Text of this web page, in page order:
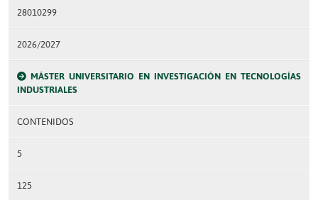
28010299
2026/2027
MÁSTER UNIVERSITARIO EN INVESTIGACIÓN EN TECNOLOGÍAS
INDUSTRIALES
CONTENIDOS
5
125